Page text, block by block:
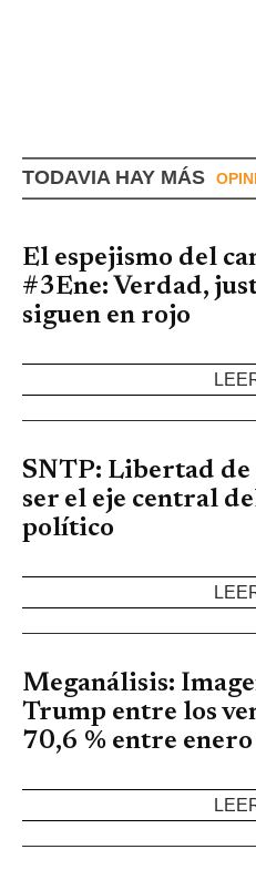
TODAVIA HAY MÁS
El espejismo del
#3Ene: Verdad,
siguen en rojo
SNTP: Libertad de
ser el eje central
político
Meganálisis:
Trump entre los
70,6 % entre